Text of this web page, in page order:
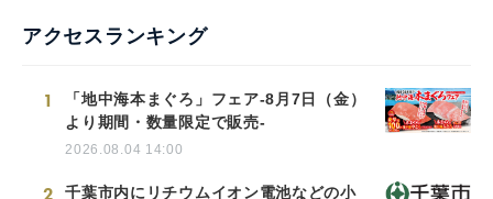
アクセスランキング
1
「地中海本まぐろ」フェア-8月7日（金）
より期間・数量限定で販売-
2026.08.04 14:00
2 千葉市内にリチウムイオン電池などの小